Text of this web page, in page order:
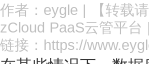
作者： eygle | 【转载
zCloud PaaS云管平台 |
链接： https://